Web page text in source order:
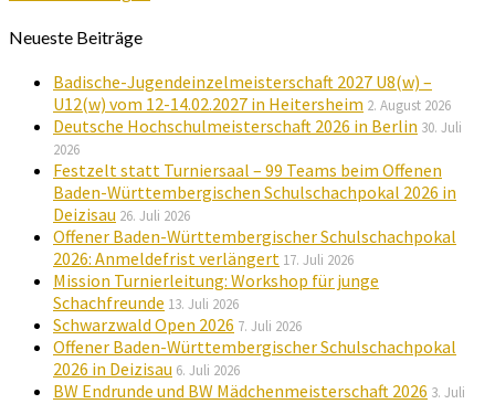
Neueste Beiträge
Badische-Jugendeinzelmeisterschaft 2027 U8(w) –
U12(w) vom 12-14.02.2027 in Heitersheim 2. August 2026
Deutsche Hochschulmeisterschaft 2026 in Berlin 30. Juli
2026
Festzelt statt Turniersaal – 99 Teams beim Offenen
Baden-Württembergischen Schulschachpokal 2026 in
Deizisau 26. Juli 2026
Offener Baden-Württembergischer Schulschachpokal
2026: Anmeldefrist verlängert 17. Juli 2026
Mission Turnierleitung: Workshop für junge
Schachfreunde 13. Juli 2026
Schwarzwald Open 2026 7. Juli 2026
Offener Baden-Württembergischer Schulschachpokal
2026 in Deizisau 6. Juli 2026
BW Endrunde und BW Mädchenmeisterschaft 2026 3. Juli